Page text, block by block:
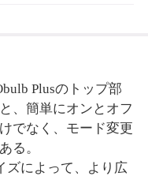
Plusのトップ部
、簡単にオンとオフ
でなく、モード変更
る。
ズによって、より広